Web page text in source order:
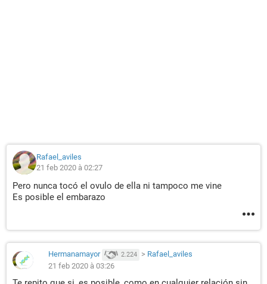
Rafael_aviles
21 feb 2020 à 02:27
Pero nunca tocó el ovulo de ella ni tampoco me vine
Es posible el embarazo
Hermanamayor 2.224 > Rafael_aviles
21 feb 2020 à 03:26